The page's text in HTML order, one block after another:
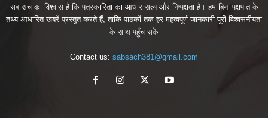
सब सच का विश्वास है कि पत्रकारिता का आधार सत्य और निष्पक्षता है। हम बिना पक्षपात के
तथ्य आधारित खबरें प्रस्तुत करते हैं, ताकि पाठकों तक हर महत्वपूर्ण जानकारी पूरी विश्वसनीयता
के साथ पहुँच सके
Contact us: sabsach381@gmail.com